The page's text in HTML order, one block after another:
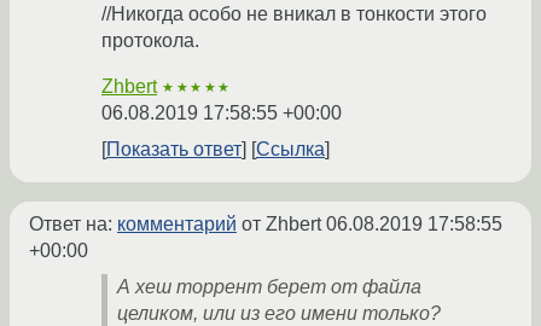
//Никогда особо не вникал в тонкости этого
протокола.
Zhbert ★★★★★
06.08.2019 17:58:55 +00:00
Показать ответ
Ссылка
Ответ на: комментарий от Zhbert06.08.2019 17:58:55
+00:00
А хеш торрент берет от файла
целиком, или из его имени только?